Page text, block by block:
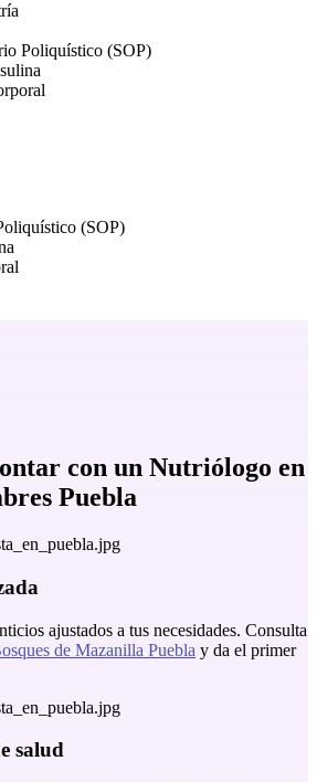
Poliquístico (SOP)
con un Nutriólogo en
Puebla
ajustados a tus necesidades. Consulta
de Mazanilla Puebla y da el primer
salud